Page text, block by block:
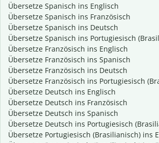
Übersetze Spanisch ins Englisch
Übersetze Spanisch ins Französisch
Übersetze Spanisch ins Deutsch
Übersetze Spanisch ins Portugiesisch
Übersetze Französisch ins Englisch
Übersetze Französisch ins Spanisch
Übersetze Französisch ins Deutsch
Übersetze Französisch ins Portugiesisch
Übersetze Deutsch ins Englisch
Übersetze Deutsch ins Französisch
Übersetze Deutsch ins Spanisch
Übersetze Deutsch ins Portugiesisch
Übersetze Portugiesisch (Brasilianisch) ins